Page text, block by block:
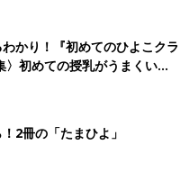
かり！『初めてのひよこクラ
〉初めての授乳がうまくい
基本と夏のトラブル 解決テ
2冊の「たまひよ」